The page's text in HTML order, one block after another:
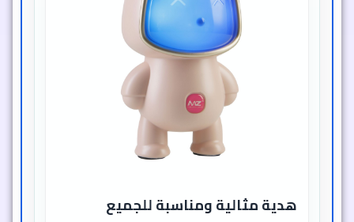
هدية مثالية ومناسبة للجميع